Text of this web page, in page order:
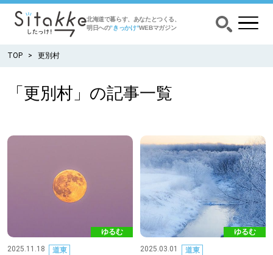
北海道で暮らす、あなたとつくる、
明日への”きっかけ”WEBマガジン
出かける
みがく
TOP 更別村
「更別村」の記事一覧
ゆるむ
2025.11.18
道東
ゆるむ
2025.03.01
道東